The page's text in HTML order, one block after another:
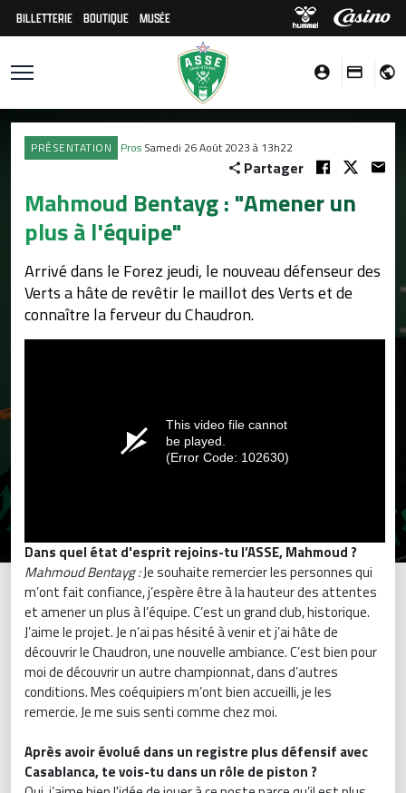
BILLETTERIE BOUTIQUE MUSÉE
PRÉSENTATION Pros Samedi 26 Août 2023 à 13h22
Partager
Mahmoud Bentayg : "Amener un
plus à l'équipe"
Arrivé dans le Forez jeudi, le nouveau défenseur des
Verts a hâte de revêtir le maillot des Verts et de
connaître la ferveur du Chaudron.
Dans quel état d'esprit rejoins-tu l’ASSE, Mahmoud ?
Mahmoud Bentayg :Je souhaite remercier les personnes qui
m’ont fait confiance, j’espère être à la hauteur des attentes
et amener un plus à l’équipe. C’est un grand club, historique.
J’aime le projet. Je n’ai pas hésité à venir et j’ai hâte de
découvrir le Chaudron, une nouvelle ambiance. C’est bien pour
moi de découvrir un autre championnat, dans d’autres
conditions. Mes coéquipiers m’ont bien accueilli, je les
remercie. Je me suis senti comme chez moi.
Après avoir évolué dans un registre plus défensif avec
Casablanca, te vois-tu dans un rôle de piston ?